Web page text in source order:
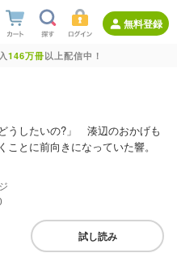
無料登録
146万冊以上配信中！
うしたいの?」 湊辺のおかげも
ことに前向きになっていた響。
試し読み